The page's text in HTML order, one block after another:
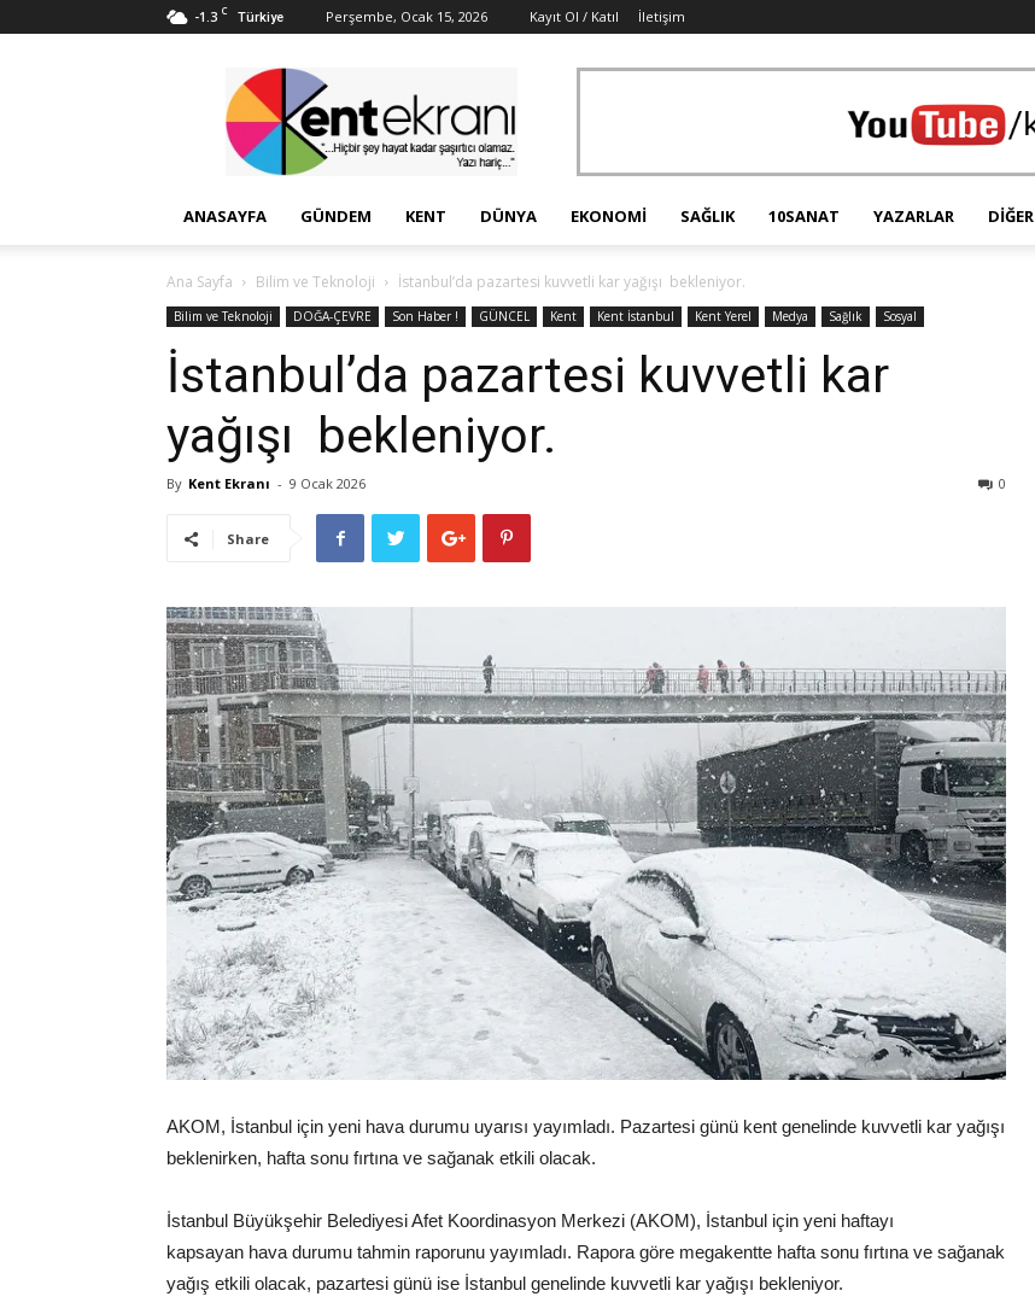
-1.3 C Türkiye Perşembe, Ocak 15, 2026 Kayıt Ol / Katıl İletişim
Ekranı
ANASAYFA GÜNDEM KENT DÜNYA EKONOMI SAĞLIK 10SANAT YAZARLAR DIĞER
Ana Sayfa Bilim ve Teknoloji İstanbul’da pazartesi kuvvetli kar yağışı bekleniyor.
Bilim ve Teknoloji DOĞA-ÇEVRE Son Haber ! GÜNCEL Kent Kent İstanbul Kent Yerel Medya Sağlık Sosyal
İstanbul’da pazartesi kuvvetli kar
yağışı bekleniyor.
By Kent Ekranı - 9 Ocak 2026 0
Share
AKOM, İstanbul için yeni hava durumu uyarısı yayımladı. Pazartesi günü kent genelinde kuvvetli kar yağışı
beklenirken, hafta sonu fırtına ve sağanak etkili olacak.
İstanbul Büyükşehir Belediyesi Afet Koordinasyon Merkezi (AKOM), İstanbul için yeni haftayı
kapsayan hava durumu tahmin raporunu yayımladı. Rapora göre megakentte hafta sonu fırtına ve sağanak
yağış etkili olacak, pazartesi günü ise İstanbul genelinde kuvvetli kar yağışı bekleniyor.